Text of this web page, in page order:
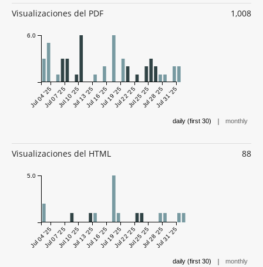
Visualizaciones del PDF 1,008
Jul 04 '25Jul 07 '25Jul 10 '25Jul 13 '25Jul 16 '25Jul 19 '25Jul 22 '25Jul 25 '25Jul 28 '25Jul 31 '25
6.0
daily (first 30) | monthly
Visualizaciones del HTML 88
Jul 04 '25Jul 07 '25Jul 10 '25Jul 13 '25Jul 16 '25Jul 19 '25Jul 22 '25Jul 25 '25Jul 28 '25Jul 31 '25
5.0
daily (first 30) | monthly